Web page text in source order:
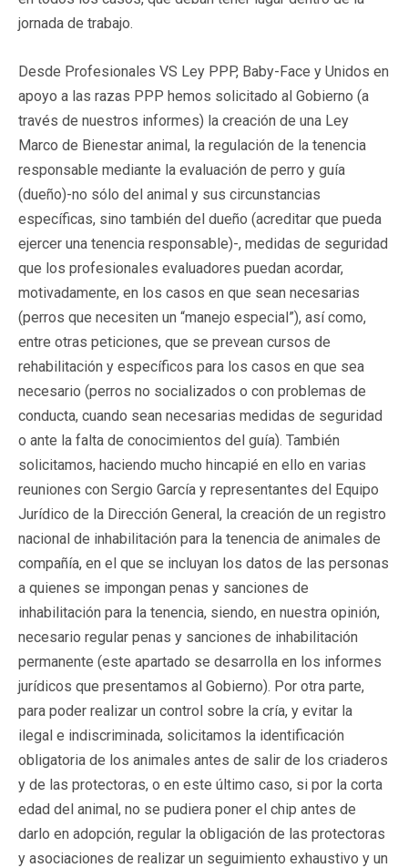
jornada de trabajo.
Desde Profesionales VS Ley PPP, Baby-Face y Unidos en
apoyo a las razas PPP hemos solicitado al Gobierno (a
través de nuestros informes) la creación de una Ley
Marco de Bienestar animal, la regulación de la tenencia
responsable mediante la evaluación de perro y guía
(dueño)-no sólo del animal y sus circunstancias
específicas, sino también del dueño (acreditar que pueda
ejercer una tenencia responsable)-, medidas de seguridad
que los profesionales evaluadores puedan acordar,
motivadamente, en los casos en que sean necesarias
(perros que necesiten un “manejo especial”), así como,
entre otras peticiones, que se prevean cursos de
rehabilitación y específicos para los casos en que sea
necesario (perros no socializados o con problemas de
conducta, cuando sean necesarias medidas de seguridad
o ante la falta de conocimientos del guía). También
solicitamos, haciendo mucho hincapié en ello en varias
reuniones con Sergio García y representantes del Equipo
Jurídico de la Dirección General, la creación de un registro
nacional de inhabilitación para la tenencia de animales de
compañía, en el que se incluyan los datos de las personas
a quienes se impongan penas y sanciones de
inhabilitación para la tenencia, siendo, en nuestra opinión,
necesario regular penas y sanciones de inhabilitación
permanente (este apartado se desarrolla en los informes
jurídicos que presentamos al Gobierno). Por otra parte,
para poder realizar un control sobre la cría, y evitar la
ilegal e indiscriminada, solicitamos la identificación
obligatoria de los animales antes de salir de los criaderos
y de las protectoras, o en este último caso, si por la corta
edad del animal, no se pudiera poner el chip antes de
darlo en adopción, regular la obligación de las protectoras
y asociaciones de realizar un seguimiento exhaustivo y un